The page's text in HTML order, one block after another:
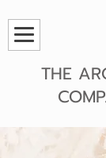
THE